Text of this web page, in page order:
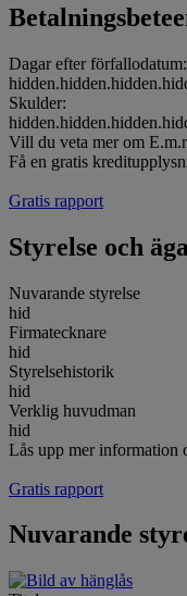
Dagar efter förfallodatum:
Skulder:
Vill du veta mer om
Få en gratis
Gratis rapport
Styrelse och
Nuvarande styrelse
hid
Firmatecknare
hid
Styrelsehistorik
hid
Verklig huvudman
hid
Lås upp mer information
Gratis rapport
Nuvarande